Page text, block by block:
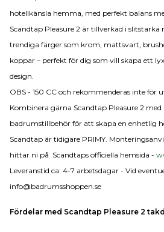
hotellkänsla hemma, med perfekt balans
Scandtap Pleasure 2 är tillverkad i slitstarka
trendiga färger som krom, mattsvart,
koppar – perfekt för dig som vill skapa ett
design.
OBS - 150 CC och rekommenderas inte för
Kombinera gärna Scandtap Pleasure 2
badrumstillbehör för att skapa en enhetlig
Scandtap är tidigare PRIMY.
hittar ni på Scandtaps officiella hemsida -
Leveranstid ca: 4-7 arbetsdagar - Vid
info@badrumsshoppen.se
Fördelar med Scandtap Pleasure 2